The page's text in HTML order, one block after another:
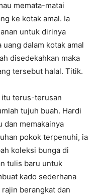
memata-matai
ke kotak amal. Ia
untuk dirinya
dalam kotak amal
disedekahkan maka
tersebut halal. Titik.
itu terus-terusan
tujuh buah. Hardi
dan memakainya
pokok terpenuhi, ia
koleksi bunga di
tulis baru untuk
kado sederhana
berangkat dan